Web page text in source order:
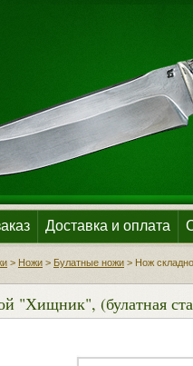
Доставка и оплата
> Ножи > Булатные ножи > Нож
"Хищник", (булатная